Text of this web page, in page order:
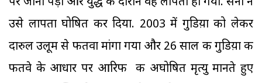
उसे लापता घोषित कर दिया. 2003 में गुडिय़ा को लेकर
दारुल उलूम से फतवा मांगा गया और 26 साल की गुडिय़ा की
फतवे के आधार पर आरिफ की अघोषित मृत्यु मानते हुए